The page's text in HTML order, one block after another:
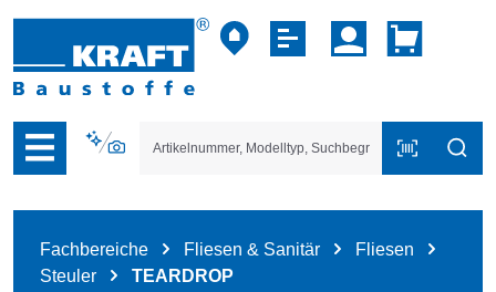
der B2B-Plattform springen
Fachbereiche Fliesen & Sanitär
Fliesen
Steuler
TEARDROP